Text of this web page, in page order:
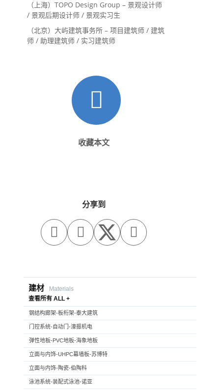
（上海）TOPO Design Group – 景观设计师
/ 景观后期设计师 / 景观实习生
（北京）大屿建筑事务所 – 项目建筑师 / 建筑
师 / 助理建筑师 / 实习建筑师
收藏本文
分享到
  
建材
Materials
查看所有 ALL +
钢结构廊架-板桁架-泰大建筑
门控系统-自动门-濠振机电
弹性地板-PVC地板-海象地板
立面与内饰-UHPC幕墙板-苏博特
立面与内饰-陶瓷-伯陶科
泳池系统-装配式泳池-诺亚